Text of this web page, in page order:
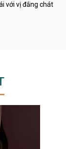
với vị đắng chát